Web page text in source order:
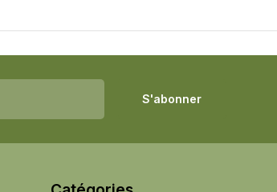
S'abonner